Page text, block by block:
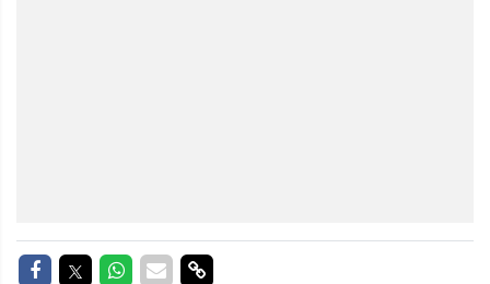
Delen op Facebook
Delen op Twitter
Delen op Whatsapp
Delen via Mail
Delen via link